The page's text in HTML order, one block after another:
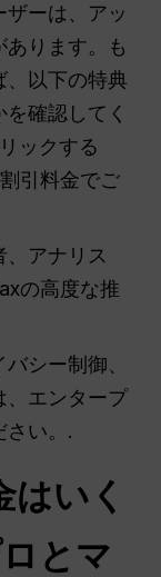
ーは、アッ
ります。も
、以下の特典
確認してく
ックする
引料金でご
、アナリス
の高度な推
シー制御、
、エンタープ
さい。.
いく
とマ